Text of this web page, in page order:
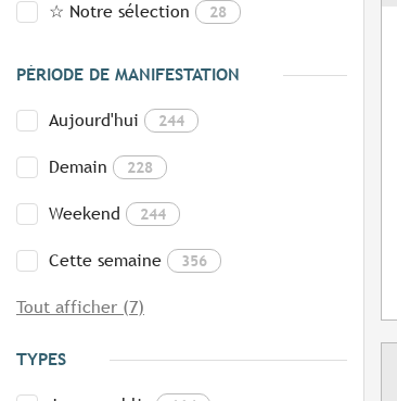
☆ Notre sélection 28
PÉRIODE DE MANIFESTATION
Aujourd'hui 244
Demain 228
Weekend 244
Cette semaine 356
Tout afficher (7)
TYPES